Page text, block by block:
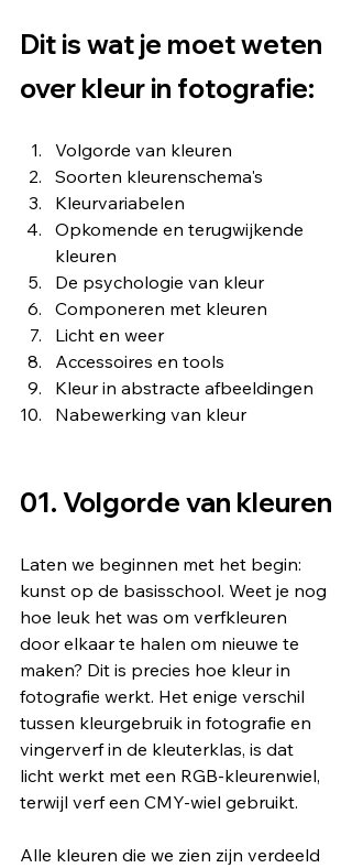
Dit is wat je moet weten
over kleur in fotografie:
Volgorde van kleuren
Soorten kleurenschema's
Kleurvariabelen
Opkomende en terugwijkende
kleuren
De psychologie van kleur
Componeren met kleuren
Licht en weer
Accessoires en tools
Kleur in abstracte afbeeldingen
Nabewerking van kleur
01. Volgorde van kleuren
Laten we beginnen met het begin:
kunst op de basisschool. Weet je nog
hoe leuk het was om verfkleuren
door elkaar te halen om nieuwe te
maken? Dit is precies hoe kleur in
fotografie werkt. Het enige verschil
tussen kleurgebruik in fotografie en
vingerverf in de kleuterklas, is dat
licht werkt met een RGB-kleurenwiel,
terwijl verf een CMY-wiel gebruikt.
Alle kleuren die we zien zijn verdeeld